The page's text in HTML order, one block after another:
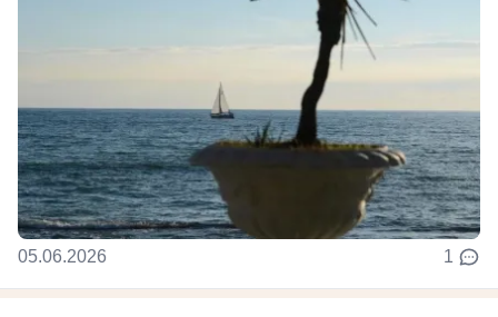
05.06.2026 1